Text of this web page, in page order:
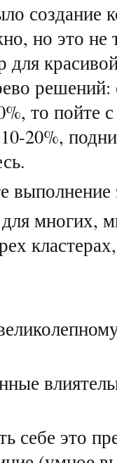
создание
но это не
то пойте
20%,
многих,
себе это